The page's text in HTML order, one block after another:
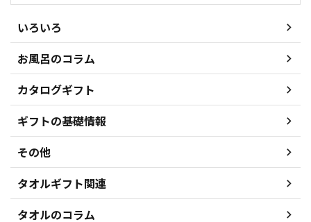
いろいろ
お風呂のコラム
カタログギフト
ギフトの基礎情報
その他
タオルギフト関連
タオルのコラム